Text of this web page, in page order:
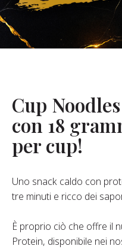
Siamo
Fondatore
Cup
con 18
per cup!
Uno snack caldo con
tre minuti e ricco dei
È proprio ciò che offre il
Protein, disponibile nei